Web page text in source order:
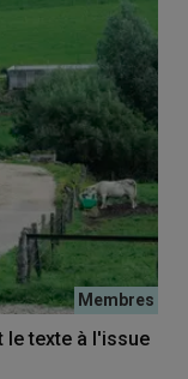
le texte à l'issue